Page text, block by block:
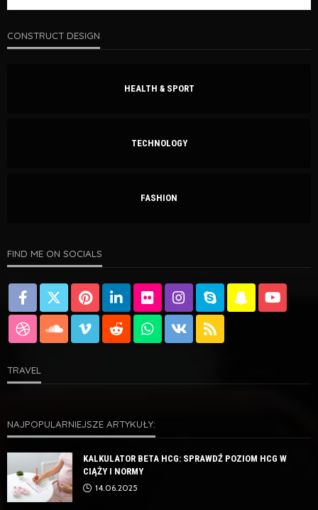
CONSTRUCT DESIGN
HEALTH & SPORT
TECHNOLOGY
FASHION
FIND ME ON SOCIALS
TRAVEL
NAJPOPULARNIEJSZE ARTYKUŁY:
KALKULATOR BETA HCG: SPRAWDŹ POZIOM HCG W
CIĄŻY I NORMY
14.06.2025